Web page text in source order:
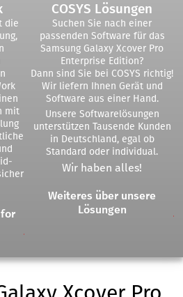
die
mit
COSYS Lösungen
Suchen Sie nach einer
passenden Software für das
Samsung Galaxy Xcover Pro
Enterprise Edition?
Dann sind Sie bei COSYS richtig!
Wir liefern Ihnen Gerät und
Software aus einer Hand.
Unsere Softwarelösungen
unterstützen Tausende Kunden
in Deutschland, egal ob
Standard oder individual.
Wir haben alles!
Weiteres über unsere
Lösungen